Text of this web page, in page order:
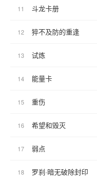
11 斗龙卡册
12 猝不及防的重逢
13 试炼
14 能量卡
15 重伤
16 希望和毁灭
17 弱点
18 罗刹·暗无破除封印